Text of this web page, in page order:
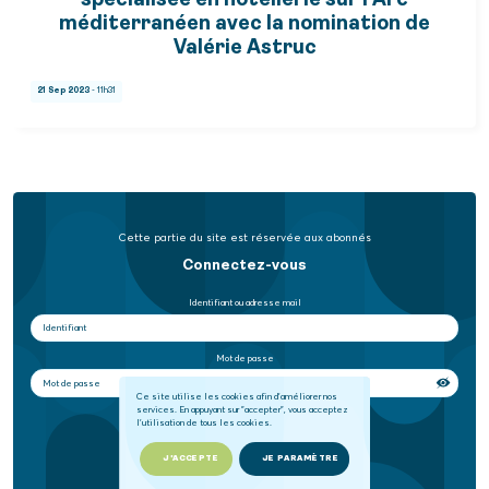
Ce site utilise les cookies afin d'améliorer nos
services. En appuyant sur "accepter", vous acceptez
l'utilisation de tous les cookies.
J'ACCEPTE JE PARAMÈTRE
méditerranéen avec la nomination de
Valérie Astruc
21 Sep 2023 - 11h31
Cette partie du site est réservée aux abonnés
Connectez-vous
Identifiant ou adresse mail
Mot de passe
Se souvenir de moi
SE CONNECTER